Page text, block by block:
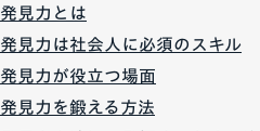
見力とは
見力は社会人に必須のスキル
見力が役立つ場面
見力を鍛える方法